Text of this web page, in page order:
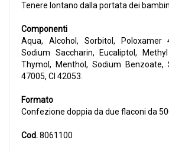
Tenere lontano dalla portata dei
Componenti
Aqua, Alcohol, Sorbitol, Poloxamer
Sodium Saccharin, Eucaliptol,
Thymol, Menthol, Sodium Benzoate,
47005, CI 42053.
Formato
Confezione doppia da due flaconi da
Cod.8061100